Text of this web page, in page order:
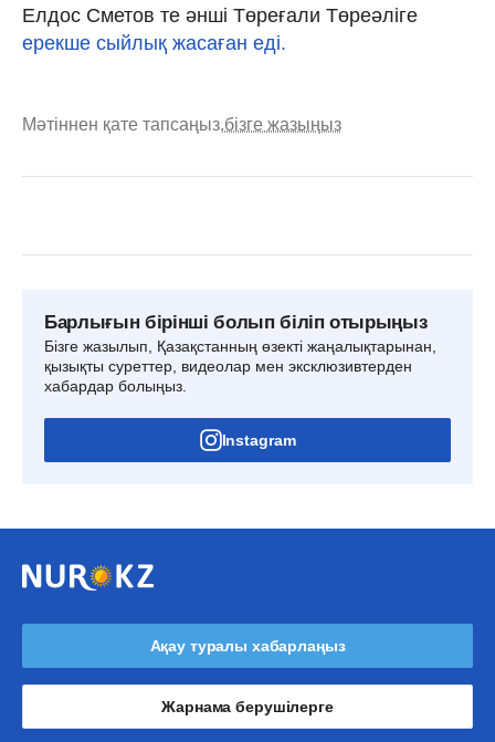
Елдос Сметов те әнші Төреғали Төреәліге
ерекше сыйлық жасаған еді.
Мәтіннен қате тапсаңыз,бізге жазыңыз
Барлығын бірінші болып біліп отырыңыз
Бізге жазылып, Қазақстанның өзекті жаңалықтарынан,
қызықты суреттер, видеолар мен эксклюзивтерден
хабардар болыңыз.
Instagram
Ақау туралы хабарлаңыз
Жарнама берушілерге